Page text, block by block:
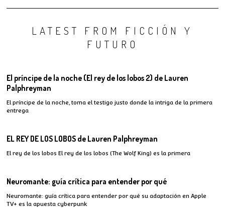
LATEST FROM FICCIÓN Y
FUTURO
El príncipe de la noche (El rey de los lobos 2) de Lauren
Palphreyman
El príncipe de la noche, toma el testigo justo donde la intriga de la primera
entrega
EL REY DE LOS LOBOS de Lauren Palphreyman
El rey de los lobos El rey de los lobos (The Wolf King) es la primera
Neuromante: guía crítica para entender por qué
Neuromante: guía crítica para entender por qué su adaptación en Apple
TV+ es la apuesta cyberpunk